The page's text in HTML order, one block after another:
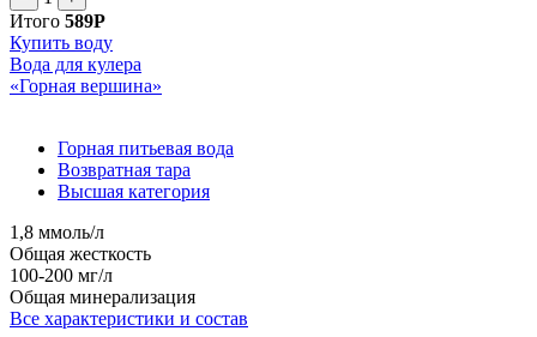
Итого 589Р
Купить воду
Вода для кулера
«Горная вершина»
Горная питьевая вода
Возвратная тара
Высшая категория
1,8 ммоль/л
Общая жесткость
100-200 мг/л
Общая минерализация
Все характеристики и состав